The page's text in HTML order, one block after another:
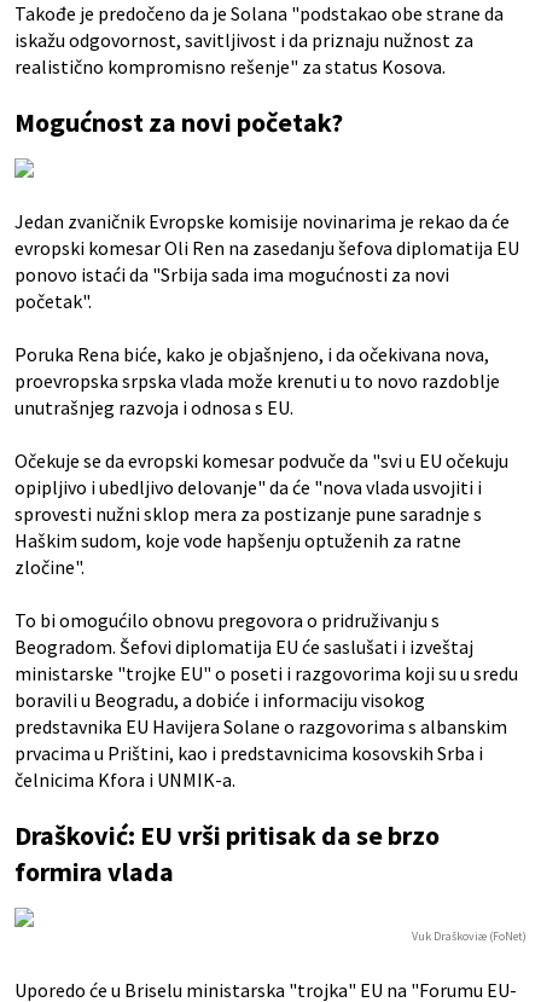
Takođe je predočeno da je Solana "podstakao obe strane da
iskažu odgovornost, savitljivost i da priznaju nužnost za
realistično kompromisno rešenje" za status Kosova.
Mogućnost za novi početak?
Jedan zvaničnik Evropske komisije novinarima je rekao da će
evropski komesar Oli Ren na zasedanju šefova diplomatija EU
ponovo istaći da "Srbija sada ima mogućnosti za novi
početak".
Poruka Rena biće, kako je objašnjeno, i da očekivana nova,
proevropska srpska vlada može krenuti u to novo razdoblje
unutrašnjeg razvoja i odnosa s EU.
Očekuje se da evropski komesar podvuče da "svi u EU očekuju
opipljivo i ubedljivo delovanje" da će "nova vlada usvojiti i
sprovesti nužni sklop mera za postizanje pune saradnje s
Haškim sudom, koje vode hapšenju optuženih za ratne
zločine".
To bi omogućilo obnovu pregovora o pridruživanju s
Beogradom. Šefovi diplomatija EU će saslušati i izveštaj
ministarske "trojke EU" o poseti i razgovorima koji su u sredu
boravili u Beogradu, a dobiće i informaciju visokog
predstavnika EU Havijera Solane o razgovorima s albanskim
prvacima u Prištini, kao i predstavnicima kosovskih Srba i
čelnicima Kfora i UNMIK-a.
Drašković: EU vrši pritisak da se brzo
formira vlada
Vuk Draškoviæ (FoNet)
Uporedo će u Briselu ministarska "trojka" EU na "Forumu EU-